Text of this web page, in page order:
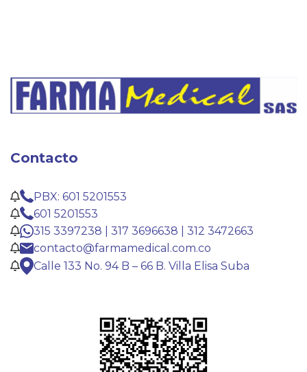
Contacto
PBX: 601 5201553
601 5201553
315 3397238 | 317 3696638 | 312 3472663
contacto@farmamedical.com.co
Calle 133 No. 94 B – 66 B. Villa Elisa Suba